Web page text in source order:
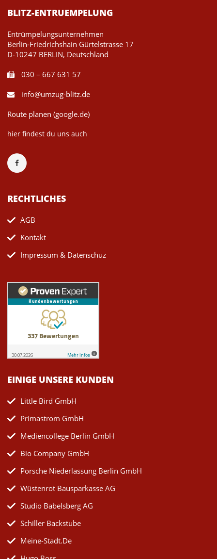
BLITZ-ENTRUEMPELUNG
Entrümpelungsunternehmen
Berlin-Friedrichshain Gürtelstrasse 17
D-10247 BERLIN, Deutschland
030 – 667 631 57
info@umzug-blitz.de
Route planen (google.de)
hier findest du uns auch
RECHTLICHES
AGB
Kontakt
Impressum & Datenschuz
EINIGE UNSERE KUNDEN
Little Bird GmbH
Primastrom GmbH
Mediencollege Berlin GmbH
Bio Company GmbH
Porsche Niederlassung Berlin GmbH
Wüstenrot Bausparkasse AG
Studio Babelsberg AG
Schiller Backstube
Meine-Stadt.de